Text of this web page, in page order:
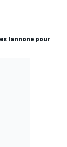
Iannone pour